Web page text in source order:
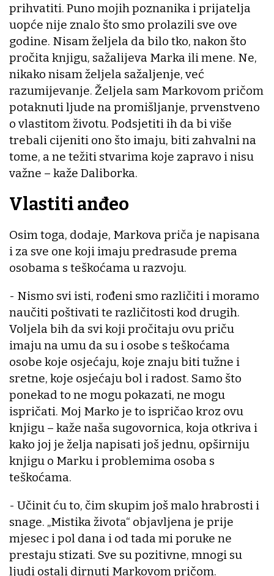
prihvatiti. Puno mojih poznanika i prijatelja
uopće nije znalo što smo prolazili sve ove
godine. Nisam željela da bilo tko, nakon što
pročita knjigu, sažalijeva Marka ili mene. Ne,
nikako nisam željela sažaljenje, već
razumijevanje. Željela sam Markovom pričom
potaknuti ljude na promišljanje, prvenstveno
o vlastitom životu. Podsjetiti ih da bi više
trebali cijeniti ono što imaju, biti zahvalni na
tome, a ne težiti stvarima koje zapravo i nisu
važne – kaže Daliborka.
Vlastiti anđeo
Osim toga, dodaje, Markova priča je napisana
i za sve one koji imaju predrasude prema
osobama s teškoćama u razvoju.
- Nismo svi isti, rođeni smo različiti i moramo
naučiti poštivati te različitosti kod drugih.
Voljela bih da svi koji pročitaju ovu priču
imaju na umu da su i osobe s teškoćama
osobe koje osjećaju, koje znaju biti tužne i
sretne, koje osjećaju bol i radost. Samo što
ponekad to ne mogu pokazati, ne mogu
ispričati. Moj Marko je to ispričao kroz ovu
knjigu – kaže naša sugovornica, koja otkriva i
kako joj je želja napisati još jednu, opširniju
knjigu o Marku i problemima osoba s
teškoćama.
- Učinit ću to, čim skupim još malo hrabrosti i
snage. „Mistika života“ objavljena je prije
mjesec i pol dana i od tada mi poruke ne
prestaju stizati. Sve su pozitivne, mnogi su
ljudi ostali dirnuti Markovom pričom.